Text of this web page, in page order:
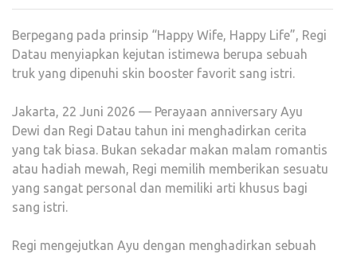
Berpegang pada prinsip “Happy Wife, Happy Life”, Regi
Datau menyiapkan kejutan istimewa berupa sebuah
truk yang dipenuhi skin booster favorit sang istri.
Jakarta, 22 Juni 2026 — Perayaan anniversary Ayu
Dewi dan Regi Datau tahun ini menghadirkan cerita
yang tak biasa. Bukan sekadar makan malam romantis
atau hadiah mewah, Regi memilih memberikan sesuatu
yang sangat personal dan memiliki arti khusus bagi
sang istri.
Regi mengejutkan Ayu dengan menghadirkan sebuah